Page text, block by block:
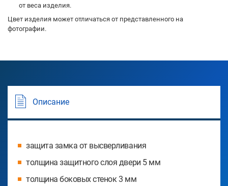
от веса изделия.
Цвет изделия может отличаться от представленного на
фотографии.
Описание
защита замка от высверливания
толщина защитного слоя двери 5 мм
толщина боковых стенок 3 мм